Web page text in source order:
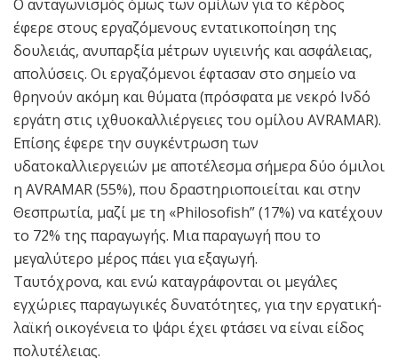
Ο ανταγωνισμός όμως των ομίλων για το κέρδος
έφερε στους εργαζόμενους εντατικοποίηση της
δουλειάς, ανυπαρξία μέτρων υγιεινής και ασφάλειας,
απολύσεις. Οι εργαζόμενοι έφτασαν στο σημείο να
θρηνούν ακόμη και θύματα (πρόσφατα με νεκρό Ινδό
εργάτη στις ιχθυοκαλλιέργειες του ομίλου AVRAMAR).
Επίσης έφερε την συγκέντρωση των
υδατοκαλλιεργειών με αποτέλεσμα σήμερα δύο όμιλοι
η AVRAMAR (55%), που δραστηριοποιείται και στην
Θεσπρωτία, μαζί με τη «Philosofish” (17%) να κατέχουν
το 72% της παραγωγής. Μια παραγωγή που το
μεγαλύτερο μέρος πάει για εξαγωγή.
Ταυτόχρονα, και ενώ καταγράφονται οι μεγάλες
εγχώριες παραγωγικές δυνατότητες, για την εργατική-
λαϊκή οικογένεια το ψάρι έχει φτάσει να είναι είδος
πολυτέλειας.